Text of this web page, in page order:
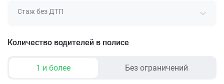
Стаж без ДТП
Количество водителей в полисе
1 и более Без ограничений